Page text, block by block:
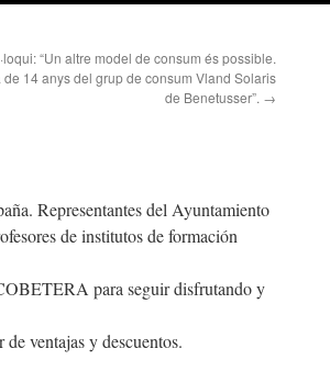
“Un altre model de consum és possible.
de 14 anys del grup de consum Vland Solaris
de Benetusser”. →
Representantes del Ayuntamiento
de institutos de formación
para seguir disfrutando y
ventajas y descuentos.